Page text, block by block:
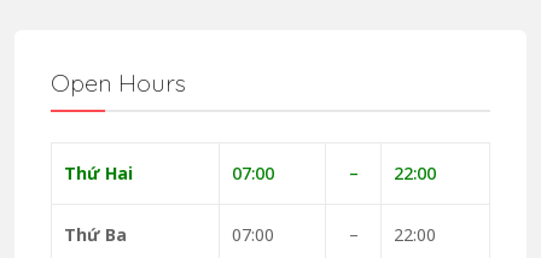
Open Hours
Thứ Hai 07:00 – 22:00
Thứ Ba 07:00 – 22:00